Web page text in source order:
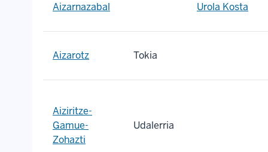
Aizarnazabal Urola Kosta
Aizarotz Tokia
Aiziritze-
Gamue-
Zohazti
Udalerria